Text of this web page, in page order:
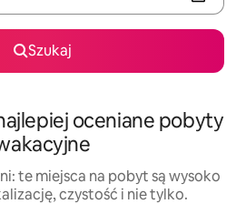
Szukaj
oceniane pobyty
te miejsca na pobyt są wysoko
czystość i nie tylko.